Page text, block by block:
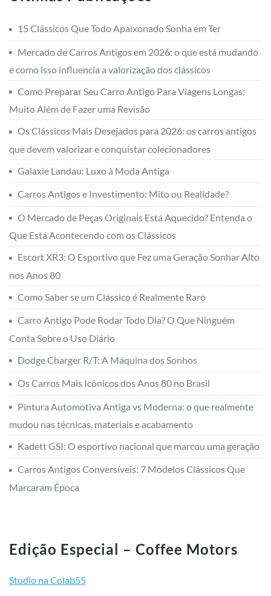
O Mercado de Peças Originais Está Aquecido? Entenda o
Que Está Acontecendo com os Clássicos
Escort XR3: O Esportivo que Fez uma Geração Sonhar Alto
nos Anos 80
Como Saber se um Clássico é Realmente Raro
Carro Antigo Pode Rodar Todo Dia? O Que Ninguém
Conta Sobre o Uso Diário
Dodge Charger R/T: A Máquina dos Sonhos
Os Carros Mais Icônicos dos Anos 80 no Brasil
Pintura Automotiva Antiga vs Moderna: o que realmente
mudou nas técnicas, materiais e acabamento
Kadett GSI: O esportivo nacional que marcou uma geração
Carros Antigos Conversíveis: 7 Modelos Clássicos Que
Marcaram Época
Edição Especial – Coffee Motors
Studio na Colab55
Publicidade